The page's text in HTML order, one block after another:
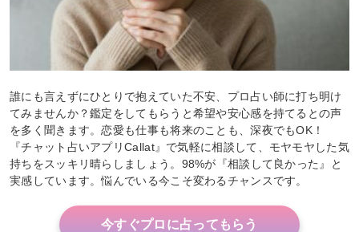
誰にも言えずにひとりで抱えていた不安、プロ占い師に打ち明け
てみませんか？鑑定をしてもらうと希望や安心感を持てるとの声
を多く聞きます。恋愛も仕事も将来のことも、深夜でもOK！
『チャット占いアプリCallat』で気軽に相談して、モヤモヤした気
持ちをスッキリ晴らしましょう。98%が『相談して良かった』と
実感しています。悩んでいる今こそ変わるチャンスです。
今すぐプロに占ってもらう